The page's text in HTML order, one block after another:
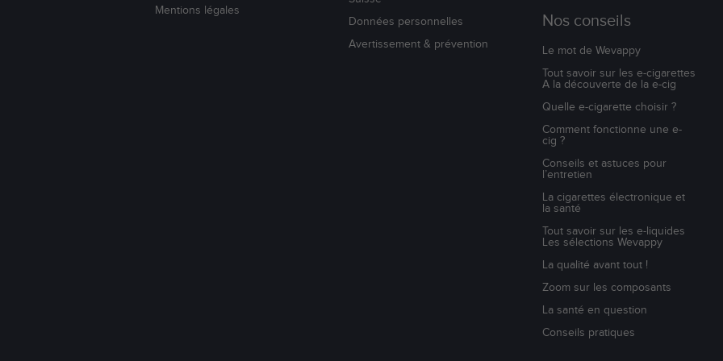
Mentions légales
Données personnelles
Avertissement & prévention
Nos conseils
Le mot de Wevappy
Tout savoir sur les e-cigarettes
A la découverte de la e-cig
Quelle e-cigarette choisir ?
Comment fonctionne une e-
cig ?
Conseils et astuces pour
l’entretien
La cigarettes électronique et
la santé
Tout savoir sur les e-liquides
Les sélections Wevappy
La qualité avant tout !
Zoom sur les composants
La santé en question
Conseils pratiques